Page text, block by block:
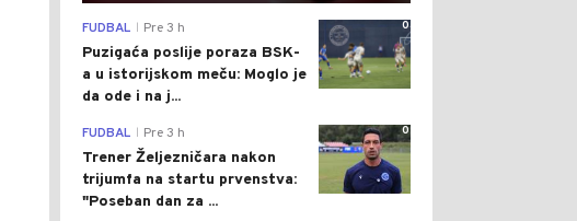
0
FUDBAL Pre 3 h
Puzigaća poslije poraza BSK-
a u istorijskom meču: Moglo je
da ode i na j...
0
FUDBAL Pre 3 h
Trener Željezničara nakon
trijumfa na startu prvenstva:
"Poseban dan za ...